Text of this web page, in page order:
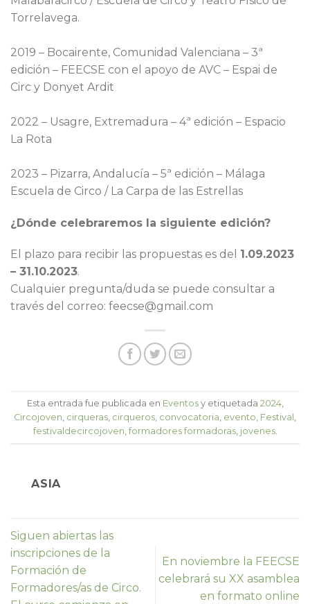
Torrelavega.
2019 – Bocairente, Comunidad Valenciana – 3ª
edición – FEECSE con el apoyo de AVC – Espai de
Circ y Donyet Ardit
2022 – Usagre, Extremadura – 4ª edición – Espacio
La Rota
2023 – Pizarra, Andalucía – 5ª edición – Málaga
Escuela de Circo / La Carpa de las Estrellas
¿Dónde celebraremos la siguiente edición?
El plazo para recibir las propuestas es del 1.09.2023
– 31.10.2023.
Cualquier pregunta/duda se puede consultar a
través del correo: feecse@gmail.com
Esta entrada fue publicada en Eventosy etiquetada 2024,
Circojoven cirqueras cirqueros convocatoria evento Festival
festivaldecircojoven formadores formadoras, jovenes.
ASIA
Siguen abiertas las
inscripciones de la
Formación de
Formadores/as de Circo.
En noviembre la FEECSE
celebrará su XX asamblea
en formato online